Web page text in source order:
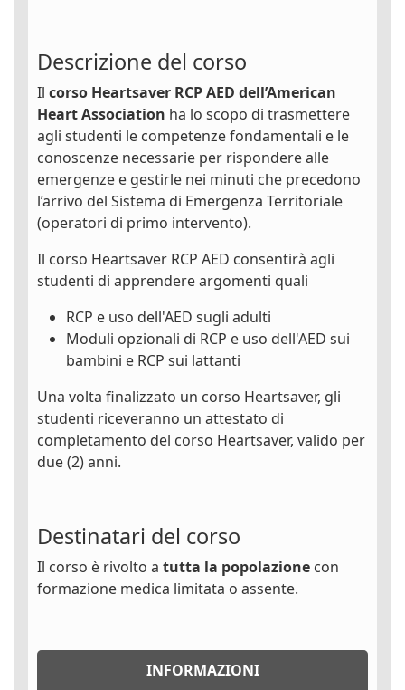
Descrizione del corso
Il corso Heartsaver RCP AED dell’American
Heart Association ha lo scopo di trasmettere
agli studenti le competenze fondamentali e le
conoscenze necessarie per rispondere alle
emergenze e gestirle nei minuti che precedono
l’arrivo del Sistema di Emergenza Territoriale
(operatori di primo intervento).
Il corso Heartsaver RCP AED consentirà agli
studenti di apprendere argomenti quali
RCP e uso dell'AED sugli adulti
Moduli opzionali di RCP e uso dell'AED sui
bambini e RCP sui lattanti
Una volta finalizzato un corso Heartsaver, gli
studenti riceveranno un attestato di
completamento del corso Heartsaver, valido per
due (2) anni.
Destinatari del corso
Il corso è rivolto a tutta la popolazione con
formazione medica limitata o assente.
INFORMAZIONI